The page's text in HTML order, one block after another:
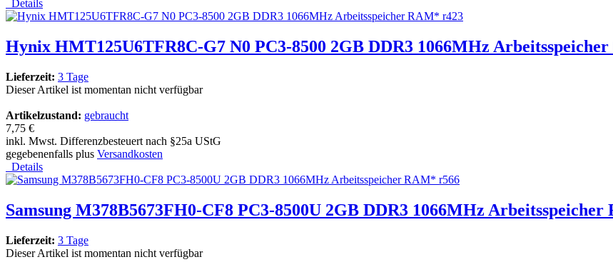
Details
Hynix HMT125U6TFR8C-G7 N0 PC3-8500 2GB DDR3 1066MHz
Lieferzeit: 3 Tage
Dieser Artikel ist momentan nicht verfügbar
Artikelzustand: gebraucht
7,75 €
inkl. Mwst. Differenzbesteuert nach §25a UStG
gegebenenfalls plus Versandkosten
Details
Samsung M378B5673FH0-CF8 PC3-8500U 2GB DDR3 1066MHz
Lieferzeit: 3 Tage
Dieser Artikel ist momentan nicht verfügbar